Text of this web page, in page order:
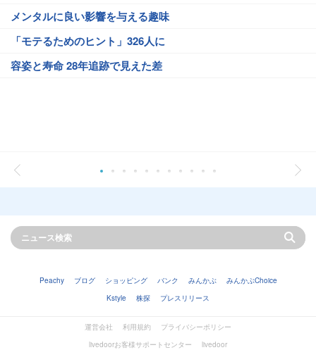
メンタルに良い影響を与える趣味
「モテるためのヒント」326人に
容姿と寿命 28年追跡で見えた差
Peachy ブログ ショッピング バンク みんかぶ
みんかぶChoice
Kstyle
株探 プレスリリース
運営会社 利用規約
プライバシーポリシー
livedoorお客様サポートセンター
livedoor